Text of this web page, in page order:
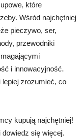
które
Wśród najchętniej
pieczywo, ser,
przewodniki
i innowacyjność.
lepiej zrozumieć, co
kupują najchętniej!
się więcej.